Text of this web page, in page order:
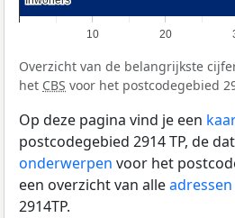
10 20
Overzicht van de belangrijkste
het CBS voor het postcodegebied
Op deze pagina vind je een
postcodegebied 2914 TP, de
onderwerpen voor het
een overzicht van alleadressen
2914TP.